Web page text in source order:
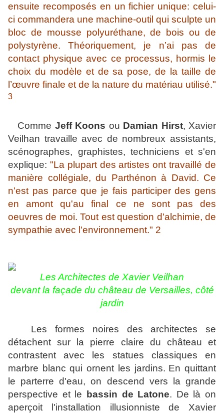
ensuite recomposés en un fichier unique: celui-
ci commandera une machine-outil qui sculpte un
bloc de mousse polyuréthane, de bois ou de
polystyrène. Théoriquement, je n’ai pas de
contact physique avec ce processus, hormis le
choix du modèle et de sa pose, de la taille de
l’œuvre finale et de la nature du matériau utilisé."
3
Comme Jeff Koons ou Damian Hirst, Xavier
Veilhan travaille avec de nombreux assistants,
scénographes, graphistes, techniciens et s'en
explique: "La plupart des artistes ont travaillé de
manière collégiale, du Parthénon à David. Ce
n'est pas parce que je fais participer des gens
en amont qu'au final ce ne sont pas des
oeuvres de moi. Tout est question d'alchimie, de
sympathie avec l'environnement." 2
Les Architectes de Xavier Veilhan
devant la façade du château de Versailles, côté
jardin
Les formes noires des architectes se
détachent sur la pierre claire du château et
contrastent avec les statues classiques en
marbre blanc qui ornent les jardins. En quittant
le parterre d'eau, on descend vers la grande
perspective et le bassin de Latone. De là on
aperçoit l'installation illusionniste de Xavier